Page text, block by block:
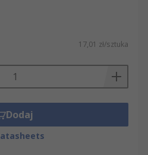
17,01 zł/sztuka
Dodaj